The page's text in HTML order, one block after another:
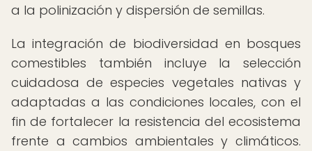
a la polinización y dispersión de semillas.
La integración de biodiversidad en bosques
comestibles también incluye la selección
cuidadosa de especies vegetales nativas y
adaptadas a las condiciones locales, con el
fin de fortalecer la resistencia del ecosistema
frente a cambios ambientales y climáticos.